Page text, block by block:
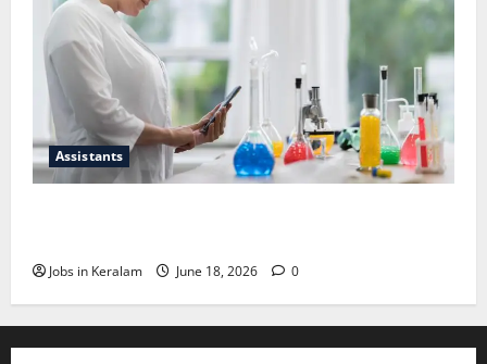
Assistants
Jobs in Keralam June 18, 2026 0